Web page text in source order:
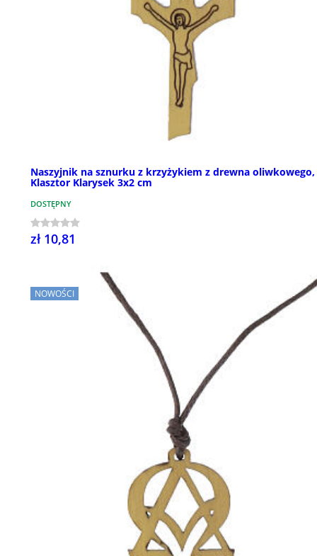
Naszyjnik na sznurku z krzyżykiem z drewna oliwkowego,
Klasztor Klarysek 3x2 cm
DOSTĘPNY
zł 10,81
NOWOŚCI